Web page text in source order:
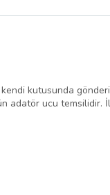
kutusunda
adatör ucu temsilidir.